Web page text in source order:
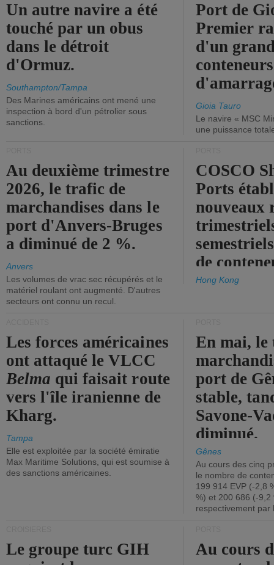
Un autre navire a été
touché par un obus
dans le détroit
d'Ormuz.
Southampton/Tampa
Des Marines américains ont mené une
inspection à bord d'un pétrolier sous
sanctions.
Port de
Premier
d'un
Gioia Tauro
Le navire « MSC
une puissance
Au deuxième trimestre
2026, le trafic de
marchandises dans le
port d'Anvers-Bruges
a diminué de 2 %.
Anvers
Les volumes de vrac sec récupérés et le
matériel roulant ont augmenté. D'autres
secteurs ont connu un recul.
COSCO
Ports
nouveaux
de
Hong Kong
Les forces américaines
ont attaqué le VLCC
Belma qui faisait route
vers l'île iranienne de
Kharg.
Tampa
Elle est exploitée par la société émiratie
Max Maritime Solutions, qui est soumise à
des sanctions américaines.
En mai, le
port de
stable,
Savone-
diminué.
Gênes
Au cours des cinq
le nombre de
199 914 EVP (-2,8
%) et 200 686 (-9,2
respectivement par
Le groupe turc GIH
Au cours